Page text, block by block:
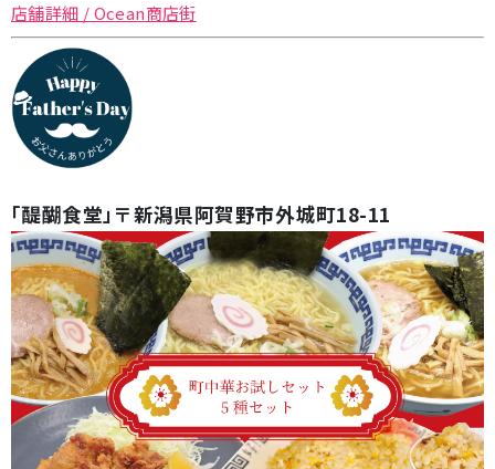
店舗詳細 / Ocean商店街
「醍醐食堂」〒新潟県阿賀野市外城町18-11